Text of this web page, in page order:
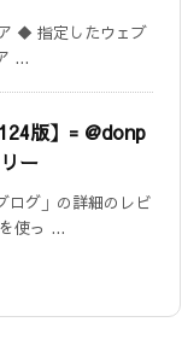
◆ 指定したウェブ
...
版】= @donp
ー
ログ」の詳細のレビ
使っ ...